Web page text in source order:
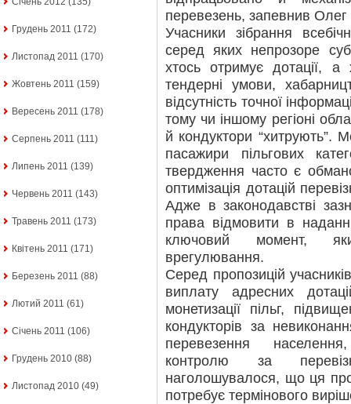
Грудень 2011 (172)
Листопад 2011 (170)
Жовтень 2011 (159)
Вересень 2011 (178)
Серпень 2011 (111)
Липень 2011 (139)
Червень 2011 (143)
Травень 2011 (173)
Квітень 2011 (171)
Березень 2011 (88)
Лютий 2011 (61)
Січень 2011 (106)
Грудень 2010 (88)
Листопад 2010 (49)
перевезень, запевнив
Учасники зібрання
серед яких непрозоре
хтось отримує дотації,
тендерні умови,
відсутність точної
тому чи іншому регіоні
й кондуктори “хитрують”.
пасажири пільгових
твердження часто є
оптимізація дотацій
Адже в законодавстві
права відмовити в
ключовий момент,
врегулювання.
Серед пропозицій
виплату адресних
монетизації пільг,
кондукторів за
перевезення
контролю за
наголошувалося, що ця
потребує термінового